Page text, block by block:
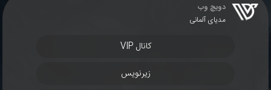
دویچ وب
مدیای آلمانی
کانال VIP
زیرنویس